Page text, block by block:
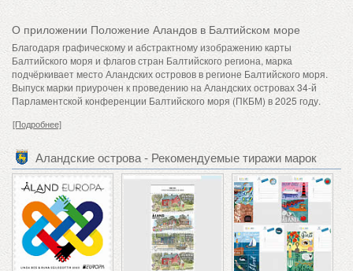
О приложении Положение Аландов в Балтийском море
Благодаря графическому и абстрактному изображению карты
Балтийского моря и флагов стран Балтийского региона, марка
подчёркивает место Аландских островов в регионе Балтийского моря.
Выпуск марки приурочен к проведению на Аландских островах 34-й
Парламентской конференции Балтийского моря (ПКБМ) в 2025 году.
[Подробнее]
Аландские острова - Рекомендуемые тиражи марок